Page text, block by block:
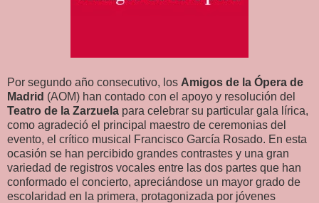
Por segundo año consecutivo, los Amigos de la Ópera de
Madrid (AOM) han contado con el apoyo y resolución del
Teatro de la Zarzuela para celebrar su particular gala lírica,
como agradeció el principal maestro de ceremonias del
evento, el crítico musical Francisco García Rosado. En esta
ocasión se han percibido grandes contrastes y una gran
variedad de registros vocales entre las dos partes que han
conformado el concierto, apreciándose un mayor grado de
escolaridad en la primera, protagonizada por jóvenes